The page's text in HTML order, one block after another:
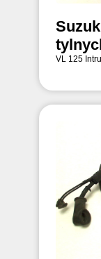
VL 125